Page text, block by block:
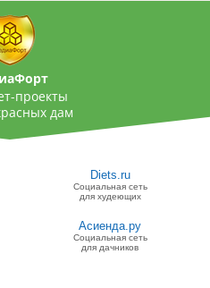
проекты
дам
Diets.ru
Социальная сеть
для худеющих
Асиенда.ру
Социальная сеть
для дачников